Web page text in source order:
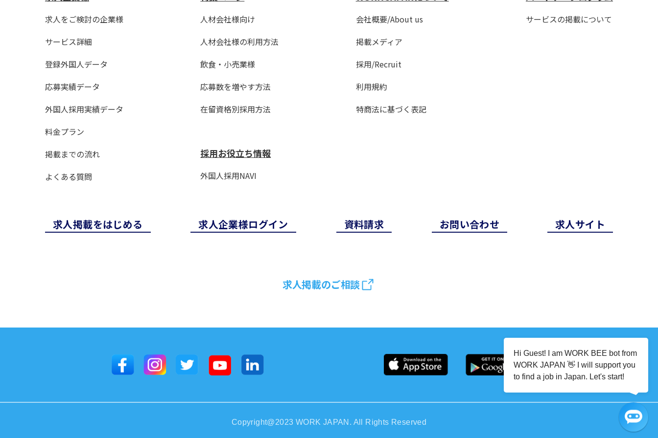
求人をご検討の企業様
サービス詳細
登録外国人データ
応募実績データ
外国人採用実績データ
料金プラン
掲載までの流れ
よくある質問
人材会社様向け
人材会社様の利用方法
飲食・小売業様
応募数を増やす方法
在留資格別採用方法
採用お役立ち情報
外国人採用NAVI
会社概要/About us
掲載メディア
採用/Recruit
利用規約
特商法に基づく表記
サービスの掲載について
求⼈掲載をはじめる 求⼈企業様ログイン 資料請求 お問い合わせ 求⼈サイト
求人掲載のご相談
Copyright@2023 WORK JAPAN. All Rights Reserved
Hi Guest! I am WORK BEE bot from
WORK JAPAN 👋 I will support you
to find a job in Japan. Let's start!